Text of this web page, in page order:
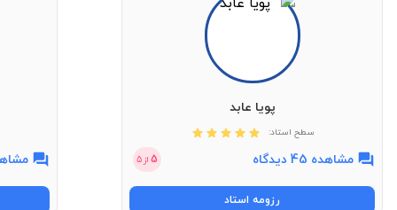
پویا عابد
سطح استاد:
مشاهده 45 دیدگاه 5 از 5
رزومه استاد
مشاهده